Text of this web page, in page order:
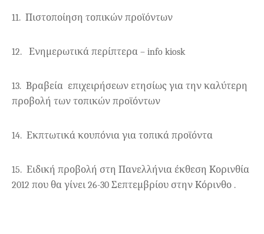
11. Πιστοποίηση τοπικών προϊόντων
12. Ενημερωτικά περίπτερα – info kiosk
13. Βραβεία επιχειρήσεων ετησίως για την καλύτερη
προβολή των τοπικών προϊόντων
14. Εκπτωτικά κουπόνια για τοπικά προϊόντα
15. Ειδική προβολή στη Πανελλήνια έκθεση Κορινθία
2012 που θα γίνει 26-30 Σεπτεμβρίου στην Κόρινθο .